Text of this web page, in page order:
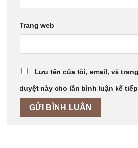
Trang web
Lưu tên của tôi, email, và
duyệt này cho lần bình luận kế